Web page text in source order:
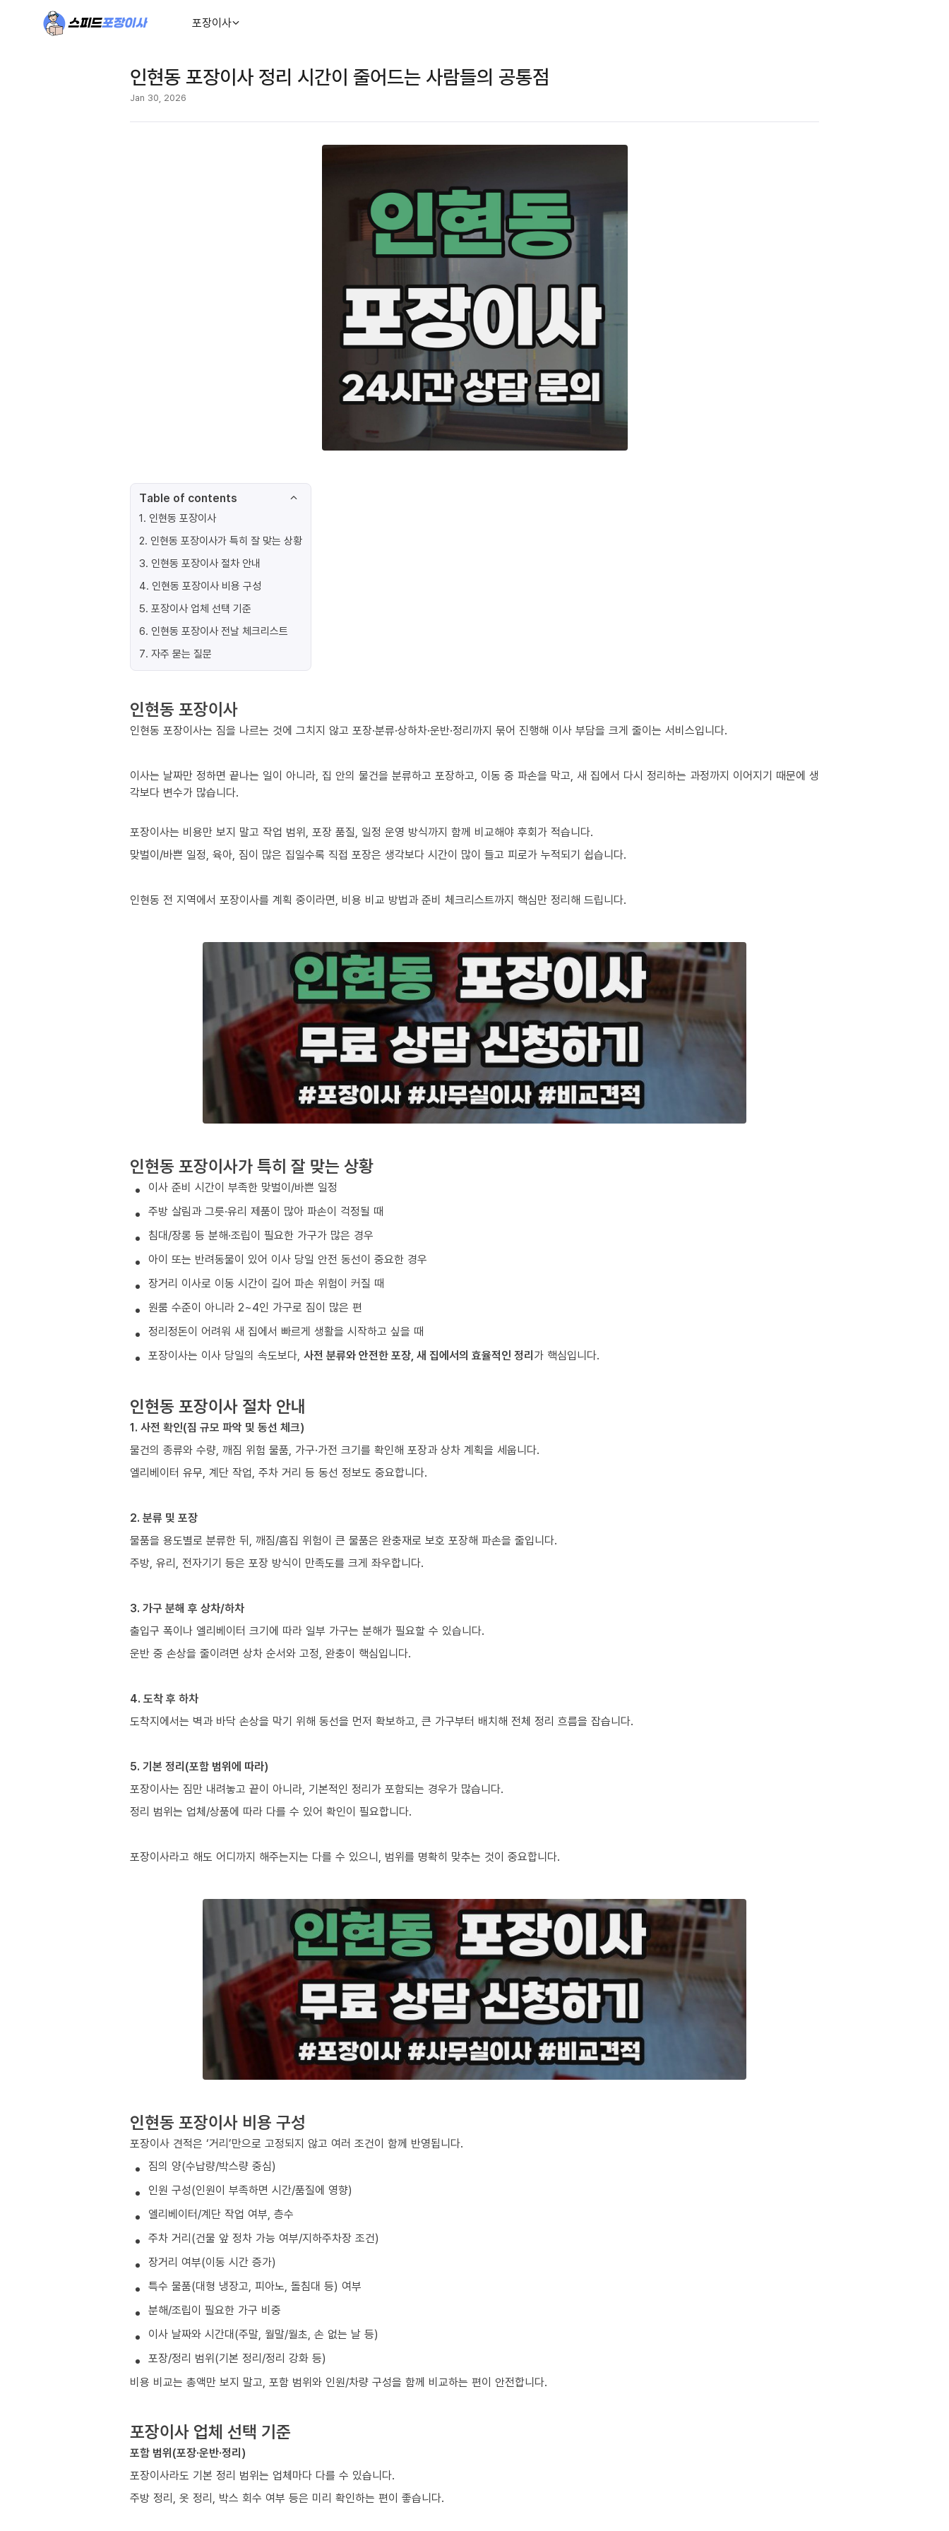
포장이사
인현동 포장이사 정리 시간이 줄어드는 사람들의 공통점
Jan 30, 2026
Table of contents
1. 인현동 포장이사
2. 인현동 포장이사가 특히 잘 맞는 상황
3. 인현동 포장이사 절차 안내
4. 인현동 포장이사 비용 구성
5. 포장이사 업체 선택 기준
6. 인현동 포장이사 전날 체크리스트
7. 자주 묻는 질문
인현동 포장이사
인현동 포장이사는 짐을 나르는 것에 그치지 않고 포장·분류·상하차·운반·정리까지 묶어 진행해 이사 부담을 크게 줄이는 서비스입니다.
이사는 날짜만 정하면 끝나는 일이 아니라, 집 안의 물건을 분류하고 포장하고, 이동 중 파손을 막고, 새 집에서 다시 정리하는 과정까지 이어지기 때문에 생
각보다 변수가 많습니다.
포장이사는 비용만 보지 말고 작업 범위, 포장 품질, 일정 운영 방식까지 함께 비교해야 후회가 적습니다.
맞벌이/바쁜 일정, 육아, 짐이 많은 집일수록 직접 포장은 생각보다 시간이 많이 들고 피로가 누적되기 쉽습니다.
인현동 전 지역에서 포장이사를 계획 중이라면, 비용 비교 방법과 준비 체크리스트까지 핵심만 정리해 드립니다.
인현동 포장이사가 특히 잘 맞는 상황
이사 준비 시간이 부족한 맞벌이/바쁜 일정
주방 살림과 그릇·유리 제품이 많아 파손이 걱정될 때
침대/장롱 등 분해·조립이 필요한 가구가 많은 경우
아이 또는 반려동물이 있어 이사 당일 안전 동선이 중요한 경우
장거리 이사로 이동 시간이 길어 파손 위험이 커질 때
원룸 수준이 아니라 2~4인 가구로 짐이 많은 편
정리정돈이 어려워 새 집에서 빠르게 생활을 시작하고 싶을 때
포장이사는 이사 당일의 속도보다, 사전 분류와 안전한 포장, 새 집에서의 효율적인 정리가 핵심입니다.
인현동 포장이사 절차 안내
1. 사전 확인(짐 규모 파악 및 동선 체크)
물건의 종류와 수량, 깨짐 위험 물품, 가구·가전 크기를 확인해 포장과 상차 계획을 세웁니다.
엘리베이터 유무, 계단 작업, 주차 거리 등 동선 정보도 중요합니다.
2. 분류 및 포장
물품을 용도별로 분류한 뒤, 깨짐/흠집 위험이 큰 물품은 완충재로 보호 포장해 파손을 줄입니다.
주방, 유리, 전자기기 등은 포장 방식이 만족도를 크게 좌우합니다.
3. 가구 분해 후 상차/하차
출입구 폭이나 엘리베이터 크기에 따라 일부 가구는 분해가 필요할 수 있습니다.
운반 중 손상을 줄이려면 상차 순서와 고정, 완충이 핵심입니다.
4. 도착 후 하차
도착지에서는 벽과 바닥 손상을 막기 위해 동선을 먼저 확보하고, 큰 가구부터 배치해 전체 정리 흐름을 잡습니다.
5. 기본 정리(포함 범위에 따라)
포장이사는 짐만 내려놓고 끝이 아니라, 기본적인 정리가 포함되는 경우가 많습니다.
정리 범위는 업체/상품에 따라 다를 수 있어 확인이 필요합니다.
포장이사라고 해도 어디까지 해주는지는 다를 수 있으니, 범위를 명확히 맞추는 것이 중요합니다.
인현동 포장이사 비용 구성
포장이사 견적은 ‘거리’만으로 고정되지 않고 여러 조건이 함께 반영됩니다.
짐의 양(수납량/박스량 중심)
인원 구성(인원이 부족하면 시간/품질에 영향)
엘리베이터/계단 작업 여부, 층수
주차 거리(건물 앞 정차 가능 여부/지하주차장 조건)
장거리 여부(이동 시간 증가)
특수 물품(대형 냉장고, 피아노, 돌침대 등) 여부
분해/조립이 필요한 가구 비중
이사 날짜와 시간대(주말, 월말/월초, 손 없는 날 등)
포장/정리 범위(기본 정리/정리 강화 등)
비용 비교는 총액만 보지 말고, 포함 범위와 인원/차량 구성을 함께 비교하는 편이 안전합니다.
포장이사 업체 선택 기준
포함 범위(포장·운반·정리)
포장이사라도 기본 정리 범위는 업체마다 다를 수 있습니다.
주방 정리, 옷 정리, 박스 회수 여부 등은 미리 확인하는 편이 좋습니다.